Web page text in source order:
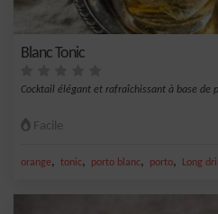
Blanc Tonic
Cocktail élégant et rafraîchissant à base de
Facile
orange, tonic, porto blanc, porto, Long